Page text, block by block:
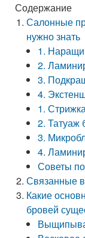
Содержание
Салонные
нужно знать
1.
2.
3.
4.
1.
2. Татуаж
3.
4.
Советы
Связанные
Какие
бровей